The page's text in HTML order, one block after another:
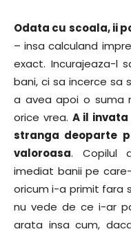
Odata cu scoala, ii
– insa calculand
exact. Incurajeaza-l
bani, ci sa incerce sa
a avea apoi o suma
orice vrea. A il
stranga deoparte
valoroasa. Copilul
imediat banii pe
oricum i-a primit fara
nu vede de ce i-ar
arata insa cum,